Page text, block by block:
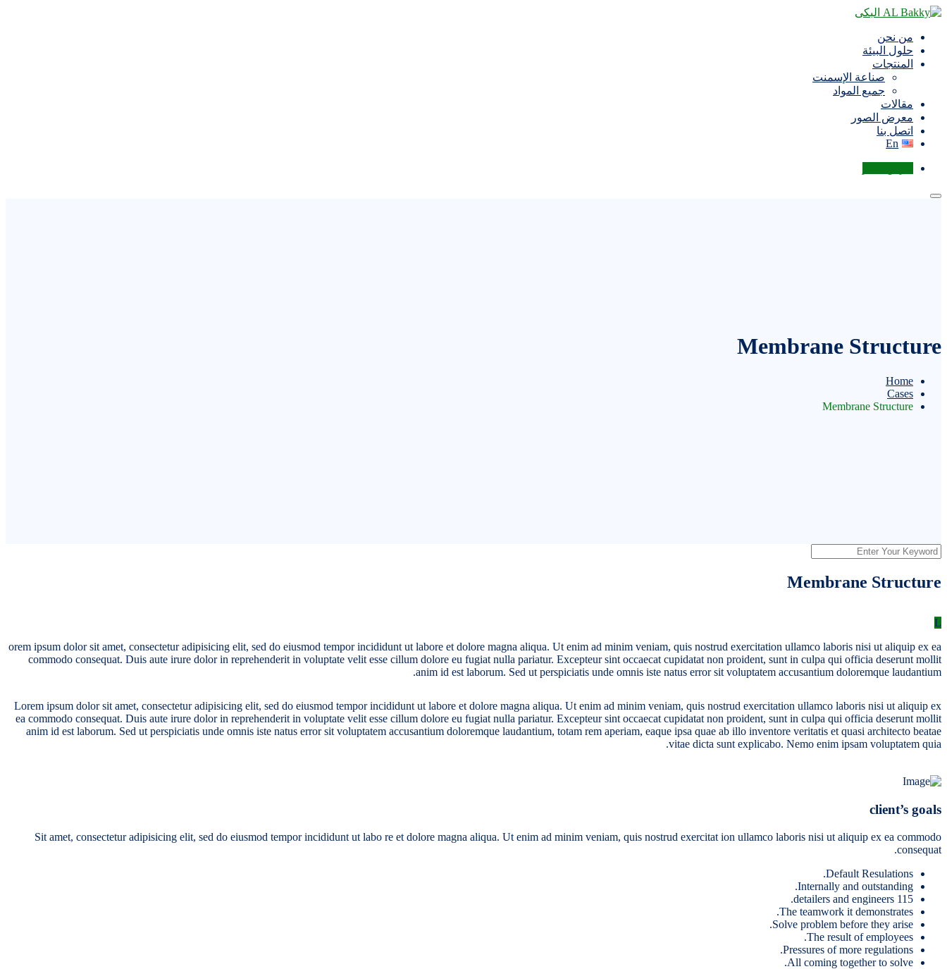
من نحن
حلول البيئة
المنتجات
صناعة الإسمنت
جميع المواد
مقالات
معرض الصور
اتصل بنا
En
Membrane Structure
Home
Cases
Membrane Structure
Membrane Structure
L
orem ipsum dolor sit amet, consectetur adipisicing elit, sed do eiusmod tempor incididunt ut labore et dolore magna aliqua. Ut enim ad minim veniam, quis nostrud exercitation ullamco laboris nisi ut aliquip ex ea
commodo consequat. Duis aute irure dolor in reprehenderit in voluptate velit esse cillum dolore eu fugiat nulla pariatur. Excepteur sint occaecat cupidatat non proident, sunt in culpa qui officia deserunt mollit
anim id est laborum. Sed ut perspiciatis unde omnis iste natus error sit voluptatem accusantium doloremque laudantium.
Lorem ipsum dolor sit amet, consectetur adipisicing elit, sed do eiusmod tempor incididunt ut labore et dolore magna aliqua. Ut enim ad minim veniam, quis nostrud exercitation ullamco laboris nisi ut aliquip ex
ea commodo consequat. Duis aute irure dolor in reprehenderit in voluptate velit esse cillum dolore eu fugiat nulla pariatur. Excepteur sint occaecat cupidatat non proident, sunt in culpa qui officia deserunt mollit
anim id est laborum. Sed ut perspiciatis unde omnis iste natus error sit voluptatem accusantium doloremque laudantium, totam rem aperiam, eaque ipsa quae ab illo inventore veritatis et quasi architecto beatae
vitae dicta sunt explicabo. Nemo enim ipsam voluptatem quia.
client’s goals
Sit amet, consectetur adipisicing elit, sed do eiusmod tempor incididunt ut labo re et dolore magna aliqua. Ut enim ad minim veniam, quis nostrud exercitat ion ullamco laboris nisi ut aliquip ex ea commodo
consequat.
Default Resulations.
Internally and outstanding.
115 detailers and engineers.
The teamwork it demonstrates.
Solve problem before they arise.
The result of employees.
Pressures of more regulations.
All coming together to solve.